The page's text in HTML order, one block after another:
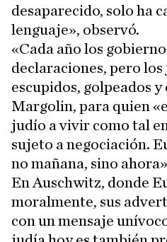
desaparecido, solo ha
lenguaje», observó.
«Cada año los
declaraciones, pero
escupidos, golpeados
Margolin, para quien
judío a vivir como tal
sujeto a negociación.
no mañana, sino
En Auschwitz, donde
moralmente, sus
con un mensaje